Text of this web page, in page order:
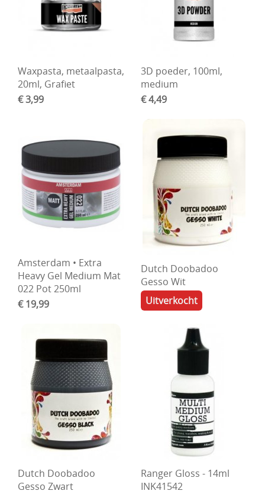
Waxpasta, metaalpasta,
20ml, Grafiet
€ 3,99
3D poeder, 100ml,
medium
€ 4,49
Amsterdam • Extra
Heavy Gel Medium Mat
022 Pot 250ml
€ 19,99
Dutch Doobadoo
Gesso Wit
Uitverkocht
Dutch Doobadoo
Gesso Zwart
Ranger Gloss - 14ml
INK41542